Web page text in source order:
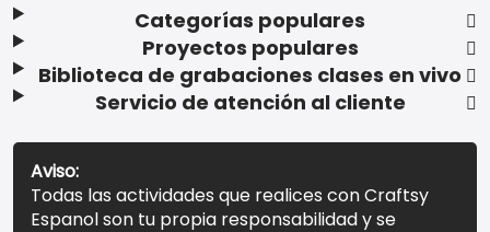
Categorías populares
Proyectos populares
Biblioteca de grabaciones clases en vivo
Servicio de atención al cliente
Aviso:
Todas las actividades que realices con Craftsy
Espanol son tu propia responsabilidad y se